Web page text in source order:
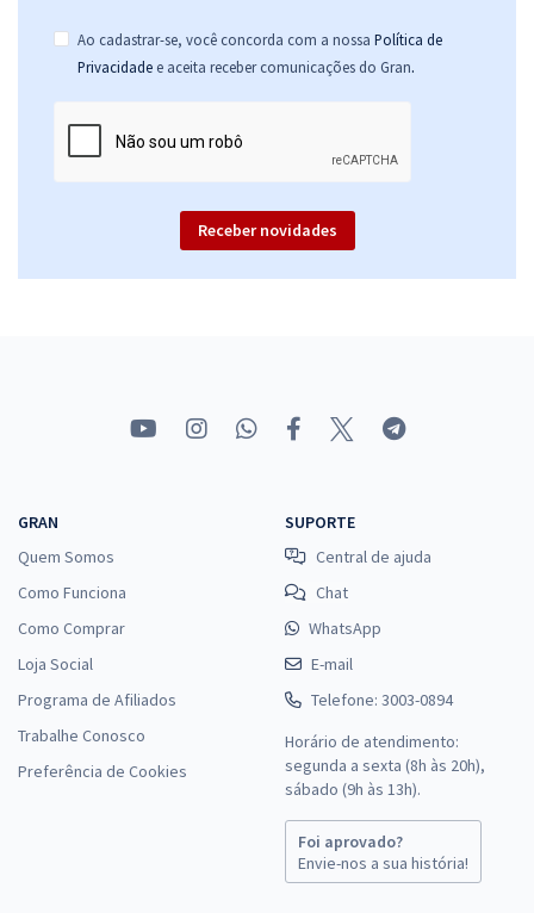
Ao cadastrar-se, você concorda com a nossa Política de
Privacidade e aceita receber comunicações do Gran.
Receber novidades
GRAN
Quem Somos
Como Funciona
Como Comprar
Loja Social
Programa de Afiliados
Trabalhe Conosco
Preferência de Cookies
SUPORTE
Central de ajuda
Chat
WhatsApp
E-mail
Telefone: 3003-0894
Horário de atendimento:
segunda a sexta (8h às 20h),
sábado (9h às 13h).
Foi aprovado?
Envie-nos a sua história!